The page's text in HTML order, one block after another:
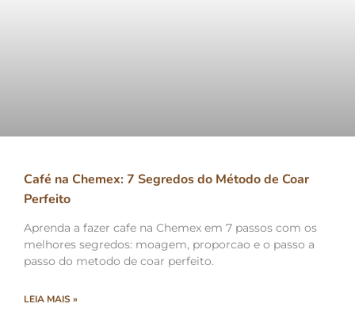
Café na Chemex: 7 Segredos do Método de Coar
Perfeito
Aprenda a fazer cafe na Chemex em 7 passos com os
melhores segredos: moagem, proporcao e o passo a
passo do metodo de coar perfeito.
LEIA MAIS »